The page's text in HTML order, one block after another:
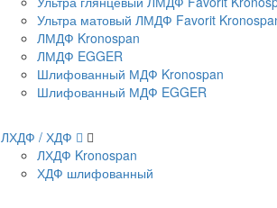
Ультра матовый ЛМДФ Favorit
ЛМДФ Kronospan
ЛМДФ EGGER
Шлифованный МДФ Kronospan
Шлифованный МДФ EGGER
ЛХДФ / ХДФ
ЛХДФ Kronospan
ХДФ шлифованный